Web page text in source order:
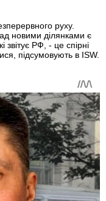
руху.
новими ділянками є
звітує РФ, - це спірні
підсумовують в ISW.